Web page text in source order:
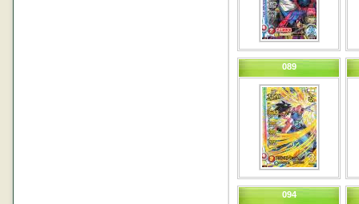
089
094